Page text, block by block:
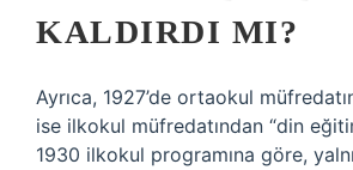
KALDIRDI MI?
Ayrıca, 1927’de ortaokul
ise ilkokul müfredatından “din
1930 ilkokul programına göre,